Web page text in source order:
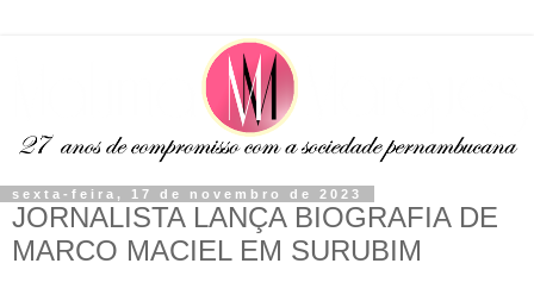
sexta-feira, 17 de novembro de 2023
JORNALISTA LANÇA BIOGRAFIA DE
MARCO MACIEL EM SURUBIM